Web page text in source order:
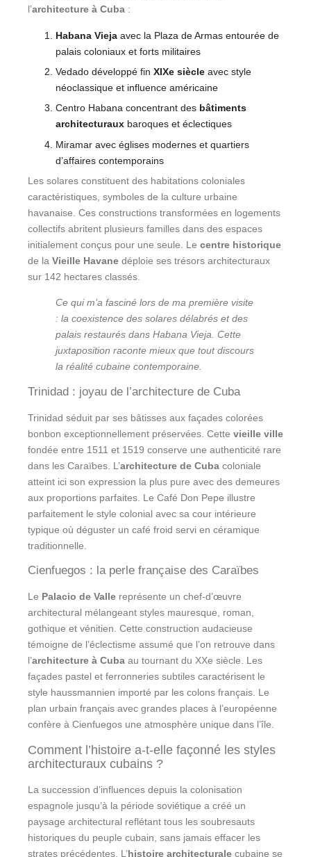
l’architecture à Cuba :
Habana Vieja avec la Plaza de Armas entourée de
palais coloniaux et forts militaires
Vedado développé fin XIXe siècle avec style
néoclassique et influence américaine
Centro Habana concentrant des bâtiments
architecturaux baroques et éclectiques
Miramar avec églises modernes et quartiers
d’affaires contemporains
Les solares constituent des habitations coloniales
caractéristiques, symboles de la culture urbaine
havanaise. Ces constructions transformées en logements
collectifs abritent plusieurs familles dans des espaces
initialement conçus pour une seule. Le centre historique
de la Vieille Havane déploie ses trésors architecturaux
sur 142 hectares classés.
Ce qui m’a fasciné lors de ma première visite
: la coexistence des solares délabrés et des
palais restaurés dans Habana Vieja. Cette
juxtaposition raconte mieux que tout discours
la réalité cubaine contemporaine.
Trinidad : joyau de l’architecture de Cuba
Trinidad séduit par ses bâtisses aux façades colorées
bonbon exceptionnellement préservées. Cette vieille ville
fondée entre 1511 et 1519 conserve une authenticité rare
dans les Caraïbes. L’architecture de Cuba coloniale
atteint ici son expression la plus pure avec des demeures
aux proportions parfaites. Le Café Don Pepe illustre
parfaitement le style colonial avec sa cour intérieure
typique où déguster un café froid servi en céramique
traditionnelle.
Cienfuegos : la perle française des Caraïbes
Le Palacio de Valle représente un chef-d’œuvre
architectural mélangeant styles mauresque, roman,
gothique et vénitien. Cette construction audacieuse
témoigne de l’éclectisme assumé que l’on retrouve dans
l’architecture à Cuba au tournant du XXe siècle. Les
façades pastel et ferronneries subtiles caractérisent le
style haussmannien importé par les colons français. Le
plan urbain français avec grandes places à l’européenne
confère à Cienfuegos une atmosphère unique dans l’île.
Comment l’histoire a-t-elle façonné les styles
architecturaux cubains ?
La succession d’influences depuis la colonisation
espagnole jusqu’à la période soviétique a créé un
paysage architectural reflétant tous les soubresauts
historiques du peuple cubain, sans jamais effacer les
strates précédentes. L’histoire architecturale cubaine se